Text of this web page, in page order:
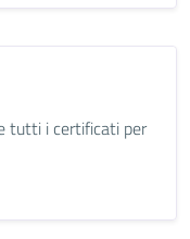
tutti i certificati per